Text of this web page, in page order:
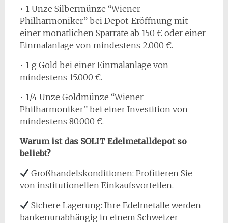
• 1 Unze Silbermünze “Wiener
Philharmoniker” bei Depot-Eröffnung mit
einer monatlichen Sparrate ab 150 € oder einer
Einmalanlage von mindestens 2.000 €.
• 1 g Gold bei einer Einmalanlage von
mindestens 15.000 €.
• 1/4 Unze Goldmünze “Wiener
Philharmoniker” bei einer Investition von
mindestens 80.000 €.
Warum ist das SOLIT Edelmetalldepot so
beliebt?
Großhandelskonditionen: Profitieren Sie
von institutionellen Einkaufsvorteilen.
Sichere Lagerung: Ihre Edelmetalle werden
bankenunabhängig in einem Schweizer